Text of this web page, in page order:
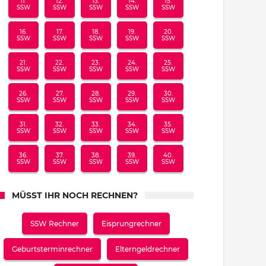
SSW
SSW
SSW
SSW
SSW
16.
SSW
17.
SSW
18.
SSW
19.
SSW
20.
SSW
21.
SSW
22.
SSW
23.
SSW
24.
SSW
25.
SSW
26.
SSW
27.
SSW
28.
SSW
29.
SSW
30.
SSW
31.
SSW
32.
SSW
33.
SSW
34.
SSW
35.
SSW
36.
SSW
37.
SSW
38.
SSW
39.
SSW
40.
SSW
MÜSST IHR NOCH RECHNEN?
SSW Rechner Eisprungrechner
Geburtsterminrechner Elterngeldrechner